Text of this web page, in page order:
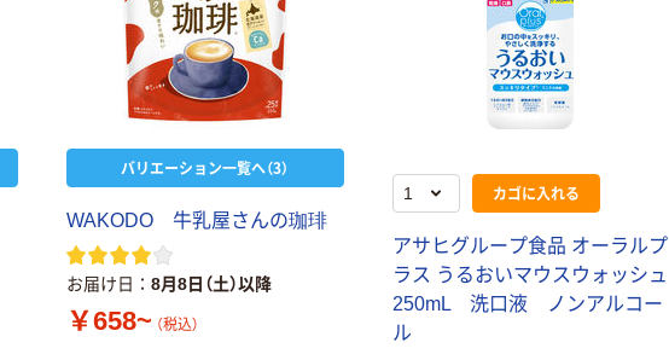
バリエーション一覧へ（3）
WAKODO 牛乳屋さんの珈琲
お届け日 8月8日（土）以降
￥658~ （税込）
カゴに入れる
アサヒグループ食品 オーラルプ
ラス うるおいマウスウォッシュ
250mL 洗口液 ノンアルコー
ル